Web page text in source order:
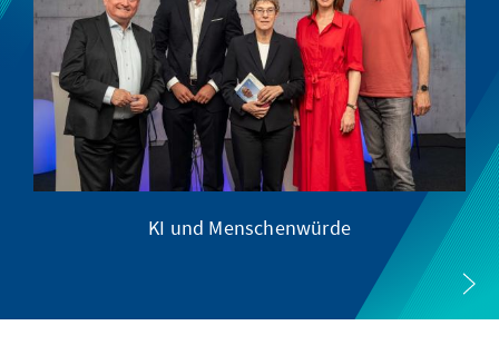
KI und Menschenwürde